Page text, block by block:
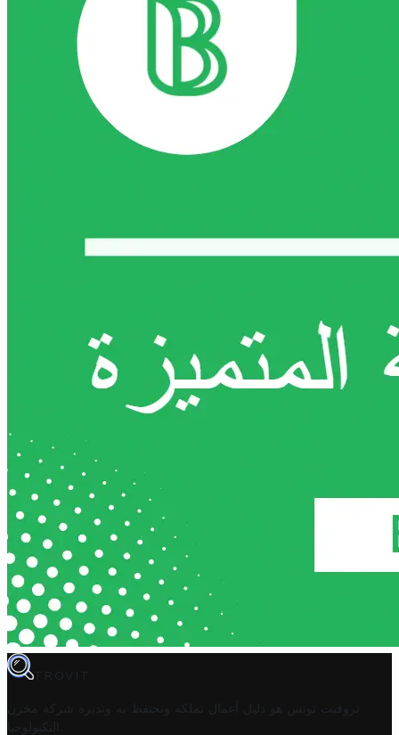
TROVIT
تروفيت تونس هو دليل أعمال تملكه وتحتفظ به وتديره
شركة مخزن
التكنولوجيا